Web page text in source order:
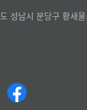
성남시 분당구 황새